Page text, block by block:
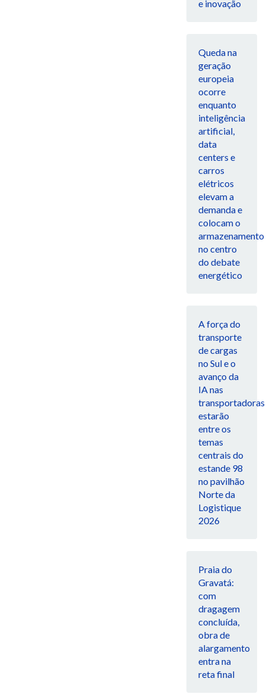
e inovação
Queda na
geração
europeia
ocorre
enquanto
inteligência
artificial,
data
centers e
carros
elétricos
elevam a
demanda e
colocam o
armazenamento
no centro
do debate
energético
A força do
transporte
de cargas
no Sul e o
avanço da
IA nas
transportadoras
estarão
entre os
temas
centrais do
estande 98
no pavilhão
Norte da
Logistique
2026
Praia do
Gravatá:
com
dragagem
concluída,
obra de
alargamento
entra na
reta final